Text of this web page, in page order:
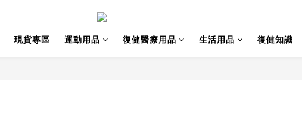
現貨專區 運動用品 復健醫療用品 生活用品 復健知識